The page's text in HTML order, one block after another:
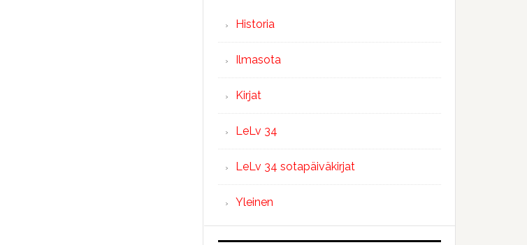
Historia
Ilmasota
Kirjat
LeLv 34
LeLv 34 sotapäiväkirjat
Yleinen